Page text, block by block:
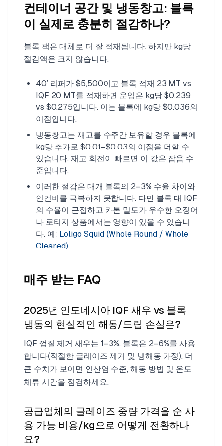
컨테이너 공간 및 냉동창고: 블록
이 실제로 충분히 절감하나?
블록 팩은 대체로 더 잘 적재됩니다. 하지만 kg당
절감액은 크지 않습니다.
40’ 리퍼가 $5,500이고 블록 적재 23 MT vs
IQF 20 MT를 적재하면 운임은 kg당 $0.239
vs $0.275입니다. 이는 블록에 kg당 $0.036의
이점입니다.
냉동창고는 재고를 수주간 보유할 경우 블록에
kg당 추가로 $0.01–$0.03의 이점을 더할 수
있습니다. 재고 회전이 빠르면 이 값은 잡음 수
준입니다.
이러한 절감은 대개 블록의 2–3% 수율 차이와
인건비를 극복하지 못합니다. 다만 블록 대 IQF
의 수율이 근접하고 카톤 밀도가 우수한 오징어
나 로티지 상품에서는 영향이 있을 수 있습니
다. 예: Loligo Squid (Whole Round / Whole
Cleaned).
매주 받는 FAQ
2025년 인도네시아 IQF 새우 vs 블록
냉동의 현실적인 해동/드립 손실은?
IQF 껍질 제거 새우는 1–3%, 블록은 2–6%를 사용
합니다(적절한 글레이즈 제거 및 냉해동 가정). 더
큰 수치가 보이면 인산염 수준, 해동 방법 및 온도
체류 시간을 점검하세요.
공급업체의 글레이즈 중량 가격을 순 사
용 가능 비용/kg으로 어떻게 전환하나
요?